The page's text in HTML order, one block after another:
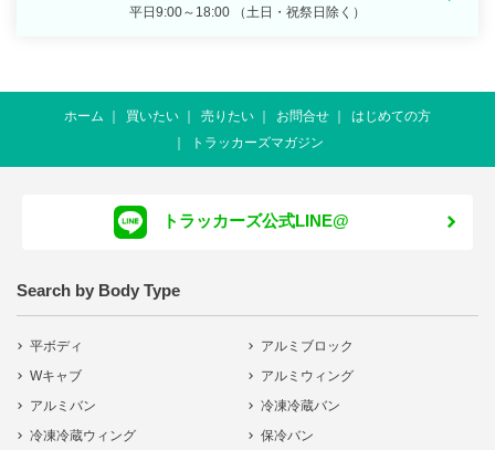
平日9:00～18:00 （土日・祝祭日除く）
ホーム 買いたい 売りたい お問合せ
はじめての方
トラッカーズマガジン
トラッカーズ公式LINE@
Search by Body Type
平ボディ
アルミブロック
Wキャブ
アルミウィング
アルミバン
冷凍冷蔵バン
冷凍冷蔵ウィング
保冷バン